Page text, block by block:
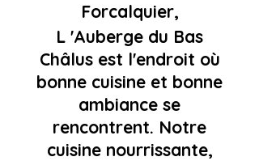
Forcalquier,
L 'Auberge du Bas
Châlus est l'endroit où
bonne cuisine et bonne
ambiance se
rencontrent. Notre
cuisine nourrissante,